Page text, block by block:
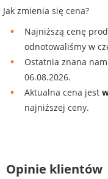
Jak zmienia się cena?
Najniższą cenę
odnotowaliśmy w
Ostatnia znana
06.08.2026.
Aktualna cena jest
najniższej ceny.
Opinie klientów